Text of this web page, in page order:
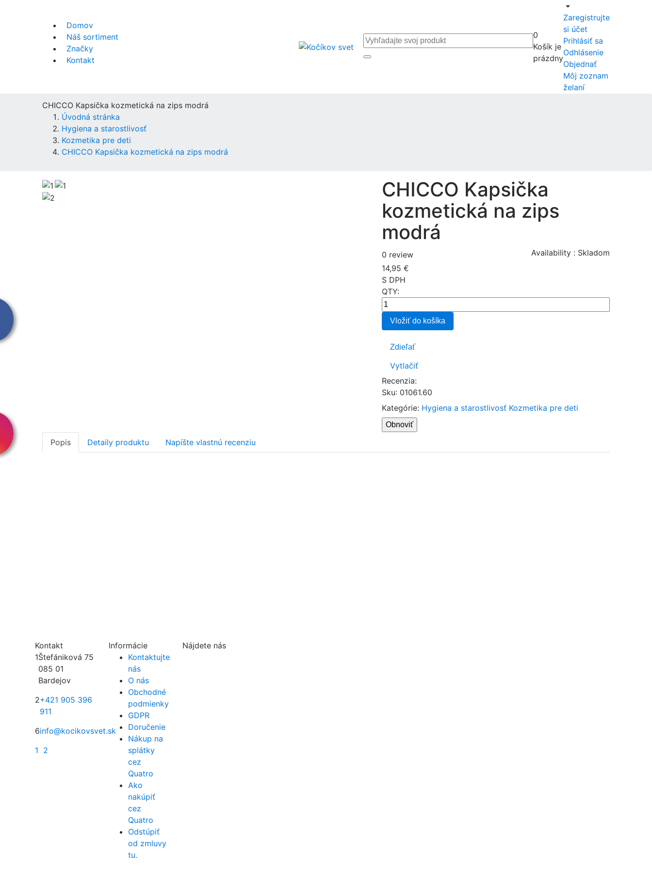
Domov
Náš sortiment
Značky
Kontakt
0
Košík je
prázdny
Zaregistrujte
si účet
Prihlásiť sa
Odhlásenie
Objednať
Môj zoznam
želaní
CHICCO Kapsička kozmetická na zips modrá
Úvodná stránka
Hygiena a starostlivosť
Kozmetika pre deti
CHICCO Kapsička kozmetická na zips modrá
CHICCO Kapsička
kozmetická na zips
modrá
0 review Availability : Skladom
14,95 €
S DPH
QTY:
Vložiť do košíka
Zdieľať
Vytlačiť
Recenzia:
Sku: 01061.60
Kategórie: Hygiena a starostlivosť Kozmetika pre deti
Popis Detaily produktu Napíšte vlastnú recenziu
Kontakt
1Štefániková 75
085 01
Bardejov
2+421 905 396
911
6info@kocikovsvet.sk
1 2
Informácie
Kontaktujte
nás
O nás
Obchodné
podmienky
GDPR
Doručenie
Nákup na
splátky
cez
Quatro
Ako
nakúpiť
cez
Quatro
Odstúpiť
od zmluvy
tu.
Nájdete nás